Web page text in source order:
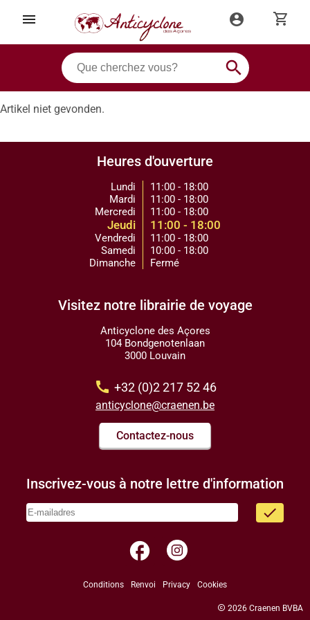
menu account_circle shopping_cart
search
Artikel niet gevonden.
Heures d'ouverture
Lundi
Mardi
Mercredi
Jeudi
Vendredi
Samedi
Dimanche
11:00 - 18:00
11:00 - 18:00
11:00 - 18:00
11:00 - 18:00
11:00 - 18:00
10:00 - 18:00
Fermé
Visitez notre librairie de voyage
Anticyclone des Açores
104 Bondgenotenlaan
3000 Louvain
call +32 (0)2 217 52 46
anticyclone@craenen.be
Contactez-nous
Inscrivez-vous à notre lettre d'information
done
facebook
Conditions Renvoi Privacy Cookies
copyright 2026 Craenen BVBA